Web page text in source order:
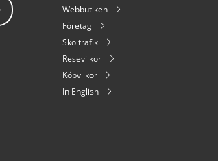
Webbutiken
Företag
Skoltrafik
Resevilkor
Köpvilkor
In English